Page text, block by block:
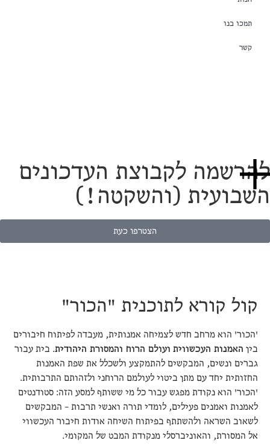
תמכו בנו
קשר
לקבוצת העדכונים
(והשקטה!)
הצטרפו כעת
קול קורא לתוכנית "הכור"
'הכור' הוא מרחב חדש לצמיחה אמנותית, מעבדה לפיתוח חיבורים
ביןהאמנות העכשווית ועולם הרוח והמסורת היהודית. בית עבור
גברים ונשים, המבקשים להתמקצע ולשכלל את שפת האמנות
החזותית יחד עם מתן ביטוי לעולמם הרוחני ולזהותם התרבותית.
'הכור' הוא נקודת מפגש עבור כל מי ששותף למסע הזה: סטודנטים
לאמנות ואמנים פעילים, לומדי תורה ואנשי תרבות – המבקשים
לשאוב השראה ולהשתתף בפיתוח השיחה אודות חיבור העכשווי
אל המסורת, והאוניברסלי מנקודת המבט של המקומי.